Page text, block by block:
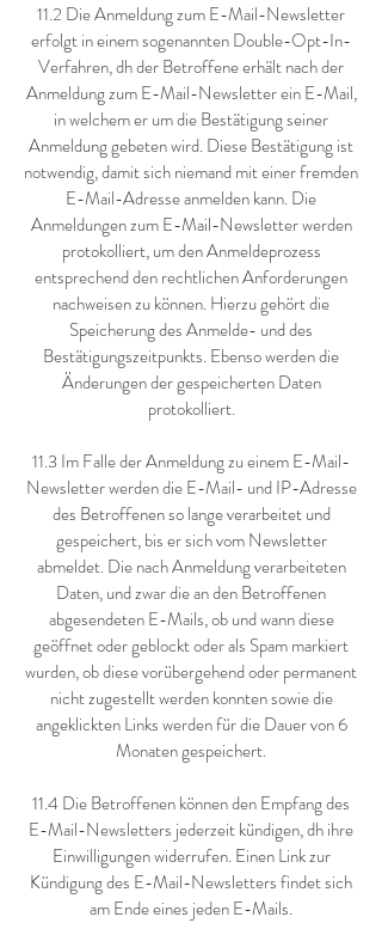
11.2 Die Anmeldung zum E-Mail-Newsletter
erfolgt in einem sogenannten Double-Opt-In-
Verfahren, dh der Betroffene erhält nach der
Anmeldung zum E-Mail-Newsletter ein E-Mail,
in welchem er um die Bestätigung seiner
Anmeldung gebeten wird. Diese Bestätigung ist
notwendig, damit sich niemand mit einer fremden
E-Mail-Adresse anmelden kann. Die
Anmeldungen zum E-Mail-Newsletter werden
protokolliert, um den Anmeldeprozess
entsprechend den rechtlichen Anforderungen
nachweisen zu können. Hierzu gehört die
Speicherung des Anmelde- und des
Bestätigungszeitpunkts. Ebenso werden die
Änderungen der gespeicherten Daten
protokolliert.
11.3 Im Falle der Anmeldung zu einem E-Mail-
Newsletter werden die E-Mail- und IP-Adresse
des Betroffenen so lange verarbeitet und
gespeichert, bis er sich vom Newsletter
abmeldet. Die nach Anmeldung verarbeiteten
Daten, und zwar die an den Betroffenen
abgesendeten E-Mails, ob und wann diese
geöffnet oder geblockt oder als Spam markiert
wurden, ob diese vorübergehend oder permanent
nicht zugestellt werden konnten sowie die
angeklickten Links werden für die Dauer von 6
Monaten gespeichert.
11.4 Die Betroffenen können den Empfang des
E-Mail-Newsletters jederzeit kündigen, dh ihre
Einwilligungen widerrufen. Einen Link zur
Kündigung des E-Mail-Newsletters findet sich
am Ende eines jeden E-Mails.